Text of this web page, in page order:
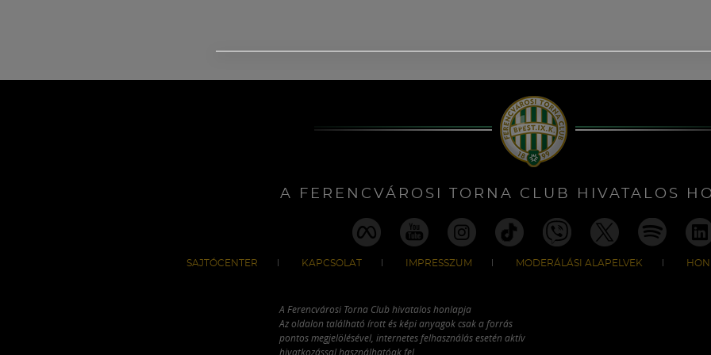
A FERENCVÁROSI TORNA CLUB HIVATALOS
SAJTÓCENTER KAPCSOLAT IMPRESSZUM MODERÁLÁSI ALAPELVEK
A Ferencvárosi Torna Club hivatalos honlapja
Az oldalon található írott és képi anyagok csak a forrás
pontos megjelölésével, internetes felhasználás esetén aktív
hivatkozással használhatóak fel.